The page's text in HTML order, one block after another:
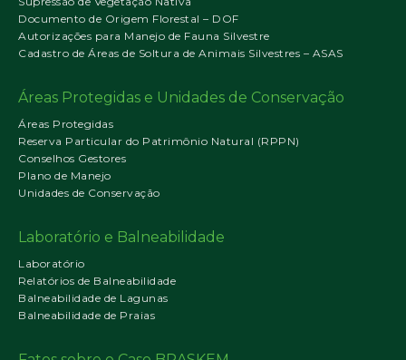
Documento de Origem Florestal – DOF
Autorizações para Manejo de Fauna Silvestre
Cadastro de Áreas de Soltura de Animais Silvestres – ASAS
Áreas Protegidas e Unidades de Conservação
Áreas Protegidas
Reserva Particular do Patrimônio Natural (RPPN)
Conselhos Gestores
Plano de Manejo
Unidades de Conservação
Laboratório e Balneabilidade
Laboratório
Relatórios de Balneabilidade
Balneabilidade de Lagunas
Balneabilidade de Praias